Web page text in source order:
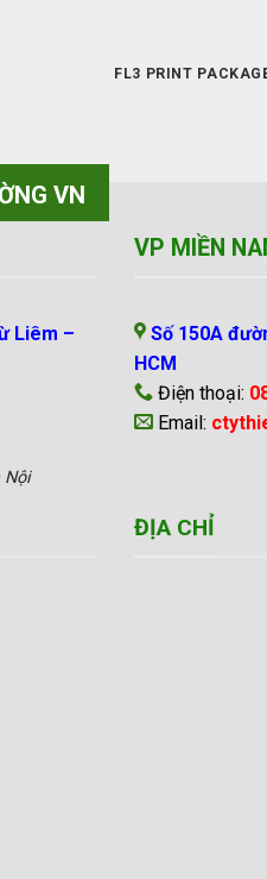
FL3 PRINT
VN
Liêm –
Nội
VP MIỀN
Số 150A
HCM
Điện thoại:
Email:
ĐỊA CHỈ